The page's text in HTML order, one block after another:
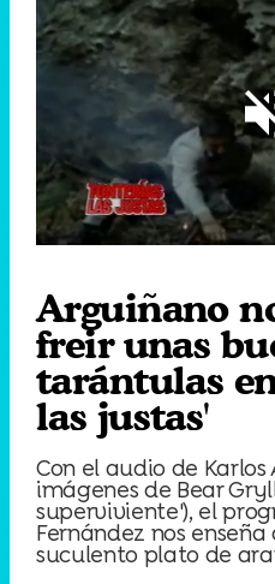
Unmute
Arguiñano
freir unas
tarántulas
las justas'
Con el audio de
imágenes de Bear
superviviente'), el
Fernández nos
suculento plato de